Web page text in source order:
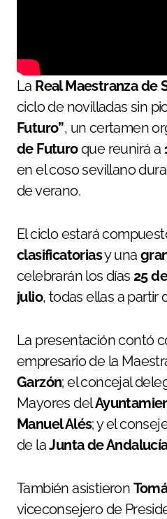
La Real Maestranza de
ciclo de novilladas sin
Futuro”, un certamen
de Futuroque reunirá a
en el coso sevillano
de verano.
El ciclo estará
clasificatoriasy una
celebrarán los días 25
julio, todas ellas a partir
La presentación contó
empresario de la
Garzón; el concejal
Mayores del
Manuel Alés; y el
de laJunta de
También asistieron
viceconsejero de